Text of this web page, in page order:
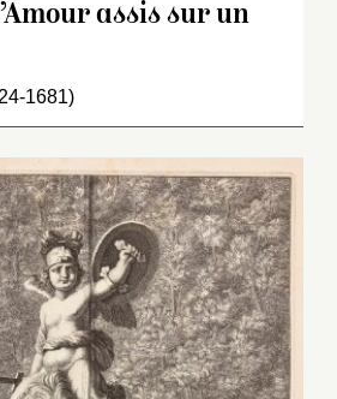
assis sur un
1681)